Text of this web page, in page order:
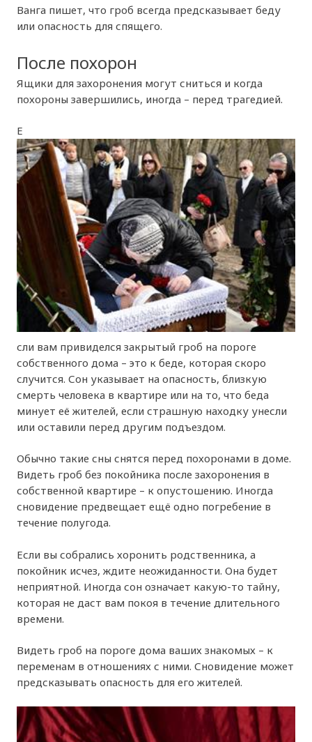
Ванга пишет, что гроб всегда предсказывает беду
или опасность для спящего.
После похорон
Ящики для захоронения могут сниться и когда
похороны завершились, иногда – перед трагедией.
Е
сли вам привиделся закрытый гроб на пороге
собственного дома – это к беде, которая скоро
случится. Сон указывает на опасность, близкую
смерть человека в квартире или на то, что беда
минует её жителей, если страшную находку унесли
или оставили перед другим подъездом.
Обычно такие сны снятся перед похоронами в доме.
Видеть гроб без покойника после захоронения в
собственной квартире – к опустошению. Иногда
сновидение предвещает ещё одно погребение в
течение полугода.
Если вы собрались хоронить родственника, а
покойник исчез, ждите неожиданности. Она будет
неприятной. Иногда сон означает какую-то тайну,
которая не даст вам покоя в течение длительного
времени.
Видеть гроб на пороге дома ваших знакомых – к
переменам в отношениях с ними. Сновидение может
предсказывать опасность для его жителей.